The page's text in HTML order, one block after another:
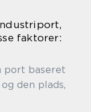
faktorer:
port baseret
den plads,